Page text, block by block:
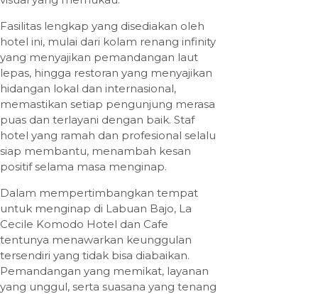
Fasilitas lengkap yang disediakan oleh
hotel ini, mulai dari kolam renang infinity
yang menyajikan pemandangan laut
lepas, hingga restoran yang menyajikan
hidangan lokal dan internasional,
memastikan setiap pengunjung merasa
puas dan terlayani dengan baik. Staf
hotel yang ramah dan profesional selalu
siap membantu, menambah kesan
positif selama masa menginap.
Dalam mempertimbangkan tempat
untuk menginap di Labuan Bajo, La
Cecile Komodo Hotel dan Cafe
tentunya menawarkan keunggulan
tersendiri yang tidak bisa diabaikan.
Pemandangan yang memikat, layanan
yang unggul, serta suasana yang tenang